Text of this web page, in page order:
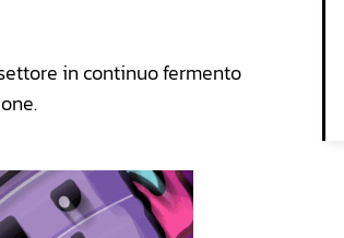
in continuo fermento